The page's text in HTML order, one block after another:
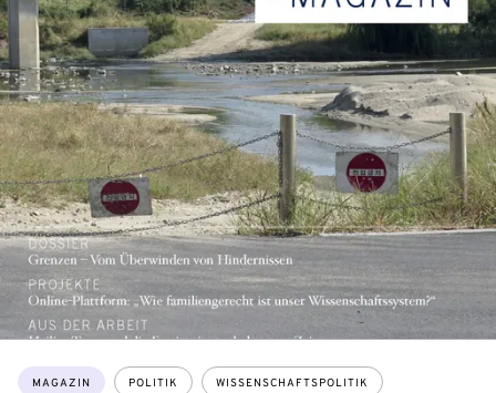
Themen:
MAGAZIN POLITIK WISSENSCHAFTSPOLITIK